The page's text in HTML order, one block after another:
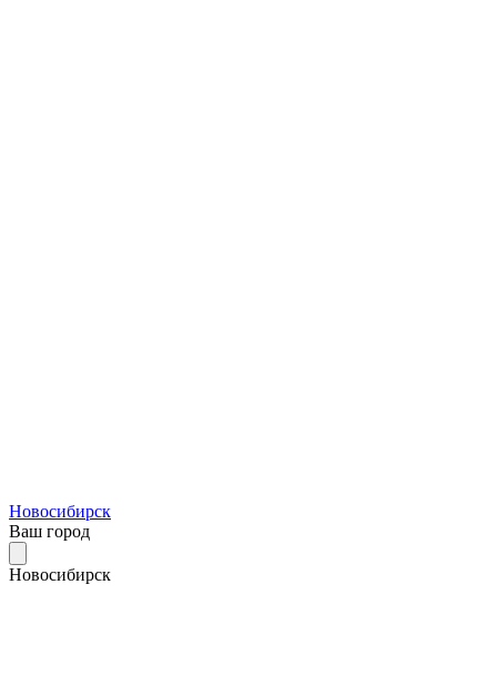
Новосибирск
Ваш город
Новосибирск